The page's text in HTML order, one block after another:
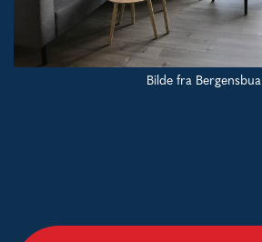
Bilde fra Bergensbua